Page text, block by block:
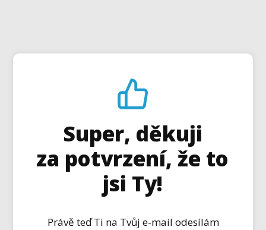
Super, děkuji
za potvrzení, že to
jsi Ty!
Právě teď Ti na Tvůj e-mail odesílám